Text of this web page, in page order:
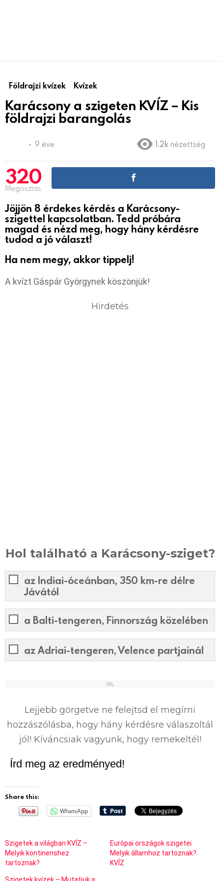
Földrajzi kvízek Kvízek
Karácsony a szigeten KVÍZ – Kis
földrajzi barangolás
9 éve 1.2k nézettség
320
Megosztás
Jöjjön 8 érdekes kérdés a Karácsony-
szigettel kapcsolatban. Tedd próbára
magad és nézd meg, hogy hány kérdésre
tudod a jó választ!
Ha nem megy, akkor tippelj!
A kvízt Gáspár Györgynek köszönjük!
Hirdetés
Hol található a Karácsony-sziget?
az Indiai-óceánban, 350 km-re délre
Jávától
a Balti-tengeren, Finnország közelében
az Adriai-tengeren, Velence partjainál
0%
Lejjebb görgetve ne felejtsd el megírni
hozzászólásba, hogy hány kérdésre válaszoltál
jól! Kíváncsiak vagyunk, hogy remekeltél!
Írd meg az eredményed!
Share this:
WhatsApp
Szigetek a világban KVÍZ –
Melyik kontinenshez
tartoznak?
Európai országok szigetei.
Melyik államhoz tartoznak?
KVÍZ
Szigetek kvízek – Mutatjuk a